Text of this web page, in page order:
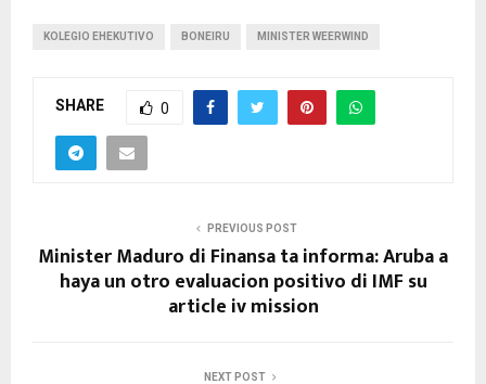
KOLEGIO EHEKUTIVO BONEIRU MINISTER WEERWIND
SHARE 0
PREVIOUS POST
Minister Maduro di Finansa ta informa: Aruba a
haya un otro evaluacion positivo di IMF su
article iv mission
NEXT POST